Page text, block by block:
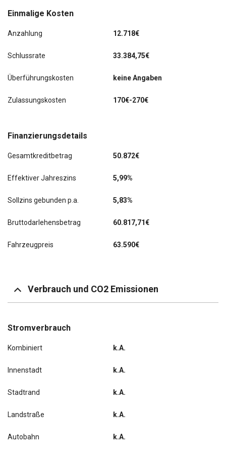
Kindersicherung (sensorgesteuert)
Klimaautomatik 3-Zonen
Kopf-Airbag-System vorn und hinten
Ladevorrichtung On-Board-Lader 11 kW (3-Phasen)
Lendenwirbelstütze Sitz vorn links und rechts, elektr.
Parkbremse elektrisch
Radioempfang digital (DAB+)
Rücksitzbank geteilt/klappbar (60:40)
Scheibenwischer mit Regensensor
Schließ-/Startsystem Smart-Key
Schnellladevorrichtung
Seitenairbag
Einmalige Kosten
Anzahlung 12.718€
Schlussrate 33.384,75€
Überführungskosten keine Angaben
Zulassungskosten 170€-270€
Finanzierungsdetails
Gesamtkreditbetrag 50.872€
Effektiver Jahreszins 5,99%
Sollzins gebunden p.a. 5,83%
Bruttodarlehensbetrag 60.817,71€
Fahrzeugpreis 63.590€
Verbrauch und CO2 Emissionen
Stromverbrauch
Kombiniert k.A.
Innenstadt k.A.
Stadtrand k.A.
Landstraße k.A.
Autobahn k.A.